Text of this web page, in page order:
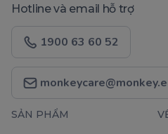
Hotline và email hỗ trợ
1900 63 60 52
SẢN PHẨM